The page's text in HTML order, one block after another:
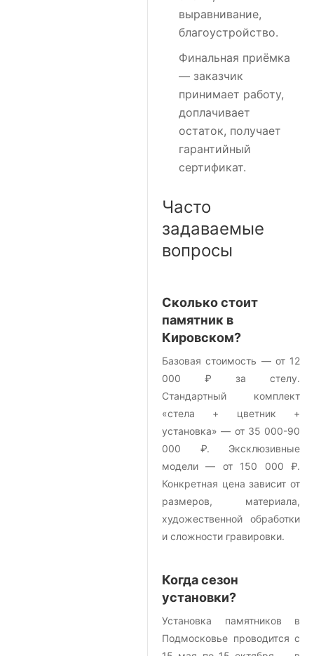
выравнивание,
благоустройство.
Финальная приёмка
— заказчик
принимает работу,
доплачивает
остаток, получает
гарантийный
сертификат.
Часто
задаваемые
вопросы
Сколько стоит
памятник в
Кировском?
Базовая стоимость — от 12
000 ₽ за стелу.
Стандартный комплект
«стела + цветник +
установка» — от 35 000-90
000 ₽. Эксклюзивные
модели — от 150 000 ₽.
Конкретная цена зависит от
размеров, материала,
художественной обработки
и сложности гравировки.
Когда сезон
установки?
Установка памятников в
Подмосковье проводится с